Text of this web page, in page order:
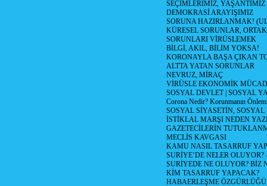
SEÇİMLERİMİZ, YAŞANTIMIZ
DEMOKRASİ ARAYIŞIMIZ
SORUNA HAZIRLANMAK!
KÜRESEL SORUNLAR,
SORUNLARI VİRÜSLEMEK
BİLGİ, AKIL, BİLİM YOKSA!
KORONAYLA BAŞA ÇIKAN
ALTTA YATAN SORUNLAR
NEVRUZ, MİRAÇ
VİRÜSLE EKONOMİK
SOSYAL DEVLET | SOSYAL
Corona Nedir? Korunmanın
SOSYAL SİYASETİN,
İSTİKLAL MARŞI NEDEN
GAZETECİLERİN
MECLİS KAVGASI
KAMU NASIL TASARRUF
SURİYE’DE NELER OLUYOR?
SURİYEDE NE OLUYOR? BİZ
KİM TASARRUF YAPACAK?
HABAERLEŞME